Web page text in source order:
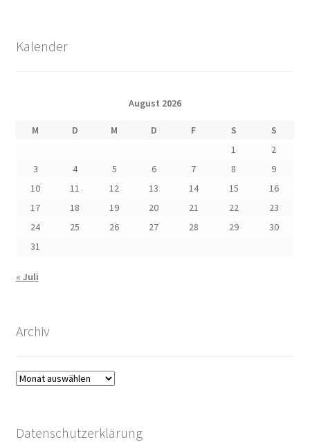
Kalender
August 2026
M D M D F S
S
1
2
3
4 5 6 7 8
9
10
11 12 13 14 15
16
17
18 19 20 21 22
23
24
25 26 27 28 29
30
31
« Juli
Archiv
Archiv
Datenschutzerklärung